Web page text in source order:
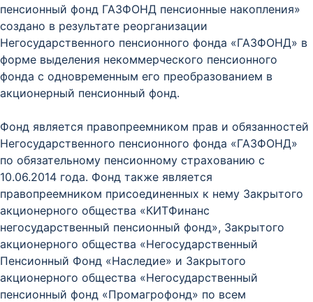
пенсионный фонд ГАЗФОНД пенсионные накопления»
создано в результате реорганизации
Негосударственного пенсионного фонда «ГАЗФОНД» в
форме выделения некоммерческого пенсионного
фонда с одновременным его преобразованием в
акционерный пенсионный фонд.
Фонд является правопреемником прав и обязанностей
Негосударственного пенсионного фонда «ГАЗФОНД»
по обязательному пенсионному страхованию с
10.06.2014 года. Фонд также является
правопреемником присоединенных к нему Закрытого
акционерного общества «КИТФинанс
негосударственный пенсионный фонд», Закрытого
акционерного общества «Негосударственный
Пенсионный Фонд «Наследие» и Закрытого
акционерного общества «Негосударственный
пенсионный фонд «Промагрофонд» по всем